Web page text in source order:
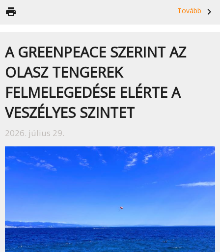
Tovább navigate_next
print
A GREENPEACE SZERINT AZ
OLASZ TENGEREK
FELMELEGEDÉSE ELÉRTE A
VESZÉLYES SZINTET
2026. július 29.